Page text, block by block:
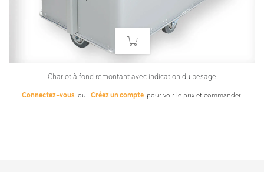
Chariot à fond remontant avec indication du pesage
Connectez-vous ou Créez un compte pour voir le prix et commander.